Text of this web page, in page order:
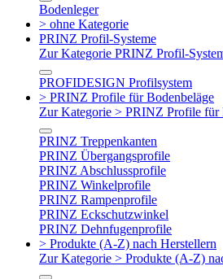
Bodenleger
> ohne Kategorie
PRINZ Profil-Systeme
Zur Kategorie PRINZ Profil-
PROFIDESIGN Profilsystem
> PRINZ Profile für Bodenbeläge
Zur Kategorie > PRINZ Profile für
PRINZ Treppenkanten
PRINZ Übergangsprofile
PRINZ Abschlussprofile
PRINZ Winkelprofile
PRINZ Rampenprofile
PRINZ Eckschutzwinkel
PRINZ Dehnfugenprofile
> Produkte (A-Z) nach Herstellern
Zur Kategorie > Produkte (A-Z)